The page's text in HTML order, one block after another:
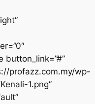
button_link=”#”
profazz.com.my/wp-
1.png”